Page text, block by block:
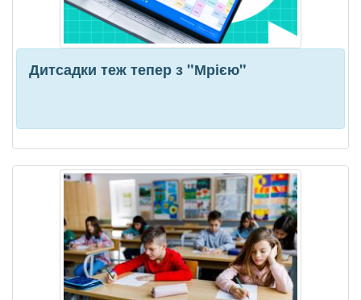
Дитсадки теж тепер з "Мрією"